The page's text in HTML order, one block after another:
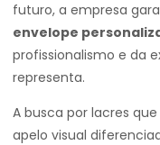
futuro, a empresa
envelope
profissionalismo e da
representa.
A busca por lacres
apelo visual